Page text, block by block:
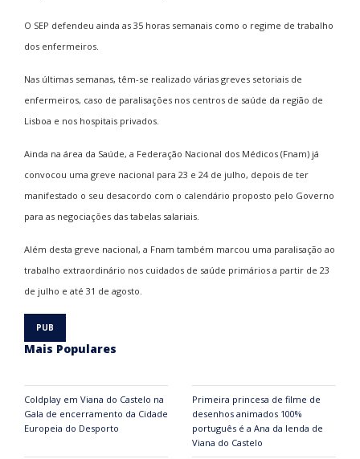
O SEP defendeu ainda as 35 horas semanais como o regime de trabalho
dos enfermeiros.
Nas últimas semanas, têm-se realizado várias greves setoriais de
enfermeiros, caso de paralisações nos centros de saúde da região de
Lisboa e nos hospitais privados.
Ainda na área da Saúde, a Federação Nacional dos Médicos (Fnam) já
convocou uma greve nacional para 23 e 24 de julho, depois de ter
manifestado o seu desacordo com o calendário proposto pelo Governo
para as negociações das tabelas salariais.
Além desta greve nacional, a Fnam também marcou uma paralisação ao
trabalho extraordinário nos cuidados de saúde primários a partir de 23
de julho e até 31 de agosto.
Mais Populares
Coldplay em Viana do Castelo na
Gala de encerramento da Cidade
Europeia do Desporto
Primeira princesa de filme de
desenhos animados 100%
português é a Ana da lenda de
Viana do Castelo